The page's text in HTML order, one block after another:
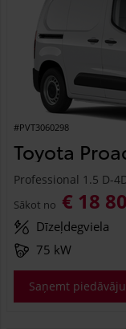
#PVT3060298
Toyota
Professional 1.5 D-
Sākot no € 18
Dīzeļdegviela
75 kW
Saņemt